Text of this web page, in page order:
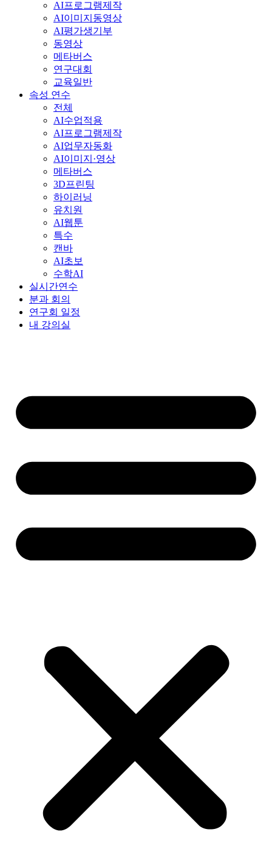
AI프로그램제작
AI이미지동영상
AI평가생기부
동영상
메타버스
연구대회
교육일반
속성 연수
전체
AI수업적용
AI프로그램제작
AI업무자동화
AI이미지·영상
메타버스
3D프린팅
하이러닝
유치원
AI웹툰
특수
캔바
AI초보
수학AI
실시간연수
분과 회의
연구회 일정
내 강의실